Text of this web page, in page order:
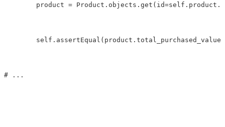
product = Product . objects . get ( id=self . product .
self . assertEqual ( product . total_purchased_value